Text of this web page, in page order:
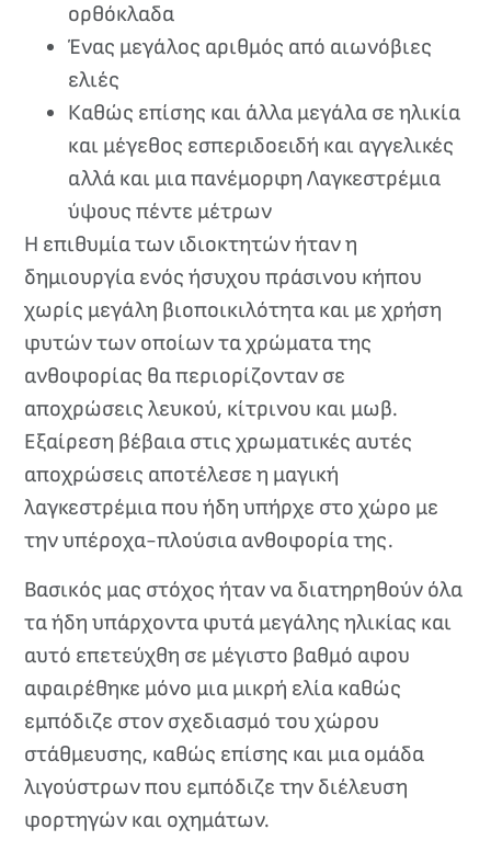
ορθόκλαδα
Ένας μεγάλος αριθμός από αιωνόβιες
ελιές
Καθώς επίσης και άλλα μεγάλα σε ηλικία
και μέγεθος εσπεριδοειδή και αγγελικές
αλλά και μια πανέμορφη Λαγκεστρέμια
ύψους πέντε μέτρων
Η επιθυμία των ιδιοκτητών ήταν η
δημιουργία ενός ήσυχου πράσινου κήπου
χωρίς μεγάλη βιοποικιλότητα και με χρήση
φυτών των οποίων τα χρώματα της
ανθοφορίας θα περιορίζονταν σε
αποχρώσεις λευκού, κίτρινου και μωβ.
Εξαίρεση βέβαια στις χρωματικές αυτές
αποχρώσεις αποτέλεσε η μαγική
λαγκεστρέμια που ήδη υπήρχε στο χώρο με
την υπέροχα-πλούσια ανθοφορία της.
Βασικός μας στόχος ήταν να διατηρηθούν όλα
τα ήδη υπάρχοντα φυτά μεγάλης ηλικίας και
αυτό επετεύχθη σε μέγιστο βαθμό αφου
αφαιρέθηκε μόνο μια μικρή ελία καθώς
εμπόδιζε στον σχεδιασμό του χώρου
στάθμευσης, καθώς επίσης και μια ομάδα
λιγούστρων που εμπόδιζε την διέλευση
φορτηγών και οχημάτων.